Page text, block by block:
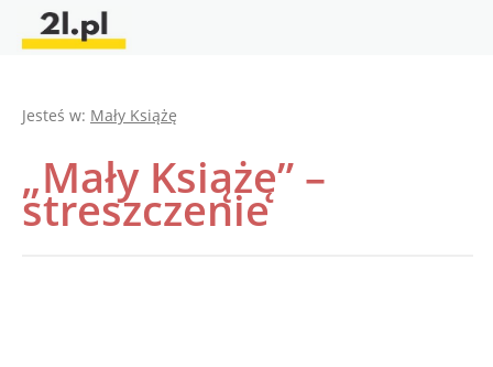
Jesteś w: Mały Książę
„Mały Książę” –
streszczenie